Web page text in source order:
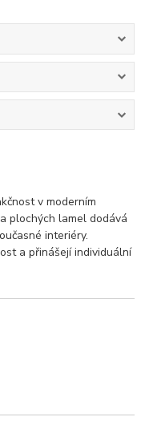
v moderním
plochých lamel dodává
interiéry.
a přinášejí individuální